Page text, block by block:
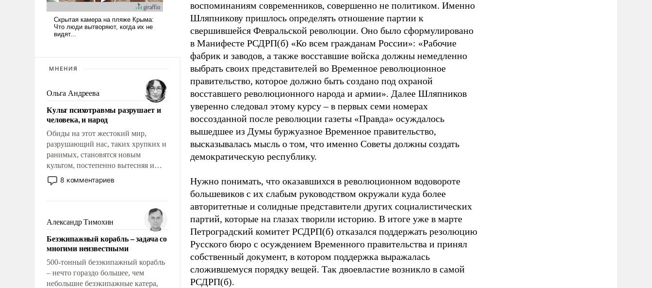
МНЕНИЯ
Ольга Андреева
Культ психотравмы разрушает и
человека, и народ
Обиды на этот жестокий мир,
разрушающий нас, таких хрупких и
ранимых, становятся новым
культом, постепенно вытесняя и
отменяя традиционное требование к
человеку – быть мужественным и
на себя ответственность, помогать
слабым, идти вперед и
адаптироваться.
8 комментариев
Александр Тимохин
Безэкипажный корабль – задача со
многими неизвестными
500-тонный безэкипажный корабль
– нечто гораздо большее, чем
небольшие безэкипажные катера,
воспоминаниям современников, совершенно не политиком. Именно
Шляпникову пришлось определять отношение партии к
свершившейся Февральской революции. Оно было сформулировано
в Манифесте РСДРП(б) «Ко всем гражданам России»: «Рабочие
фабрик и заводов, а также восставшие войска должны немедленно
выбрать своих представителей во Временное революционное
правительство, которое должно быть создано под охраной
восставшего революционного народа и армии». Далее Шляпников
уверенно следовал этому курсу – в первых семи номерах
воссозданной после революции газеты «Правда» осуждалось
вышедшее из Думы буржуазное Временное правительство,
высказывалась мысль о том, что именно Советы должны создать
демократическую республику.
Нужно понимать, что оказавшихся в революционном водовороте
большевиков с их слабым руководством окружали куда более
авторитетные и солидные представители других социалистических
партий, которые на глазах творили историю. В итоге уже в марте
Петроградский комитет РСДРП(б) отказался поддержать резолюцию
Русского бюро с осуждением Временного правительства и принял
собственный документ, в котором поддержка выражалась
сложившемуся порядку вещей. Так двоевластие возникло в самой
РСДРП(б).